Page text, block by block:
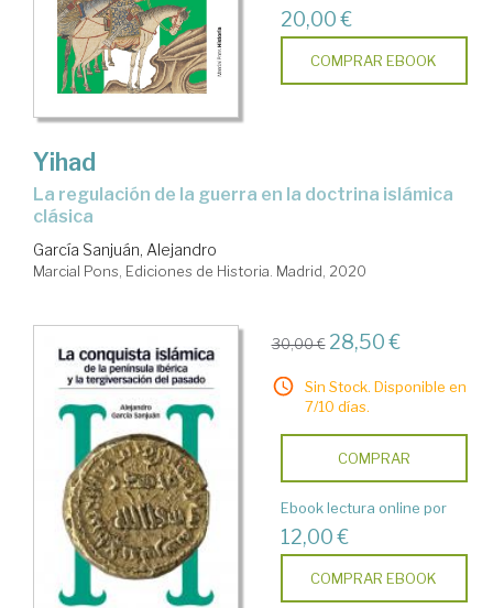
20,00 €
COMPRAR EBOOK
Yihad
La regulación de la guerra en la doctrina islámica
clásica
García Sanjuán, Alejandro
Marcial Pons, Ediciones de Historia. Madrid, 2020
30,00 € 28,50 €
Sin Stock. Disponible en
7/10 días.
COMPRAR
Ebook lectura online por
12,00 €
COMPRAR EBOOK